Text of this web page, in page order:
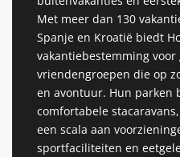
Met meer dan 130
Spanje en Kroatië biedt
vakantiebestemming
vriendengroepen die op
en avontuur. Hun parken
comfortabele
een scala aan
sportfaciliteiten en